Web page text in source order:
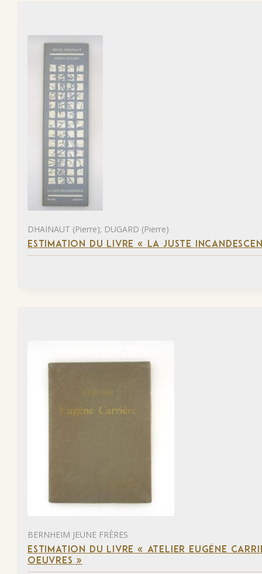
DHAINAUT (Pierre); DUGARD (Pierre)
ESTIMATION DU LIVRE « LA JUSTE
BERNHEIM JEUNE FRÈRES
ESTIMATION DU LIVRE « ATELIER EUGÈNE
OEUVRES »